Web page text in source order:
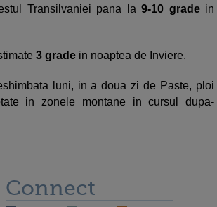
Transilvaniei pana la 9-10 gradein
3 grade in noaptea de Inviere.
luni, in a doua zi de Paste, ploi
in zonele montane in cursul dupa-
Connect